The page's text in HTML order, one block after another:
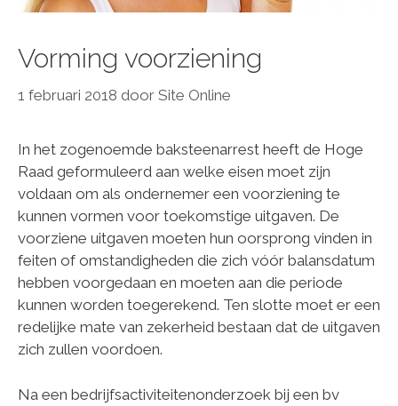
Vorming voorziening
1 februari 2018 door Site Online
In het zogenoemde baksteenarrest heeft de Hoge
Raad geformuleerd aan welke eisen moet zijn
voldaan om als ondernemer een voorziening te
kunnen vormen voor toekomstige uitgaven. De
voorziene uitgaven moeten hun oorsprong vinden in
feiten of omstandigheden die zich vóór balansdatum
hebben voorgedaan en moeten aan die periode
kunnen worden toegerekend. Ten slotte moet er een
redelijke mate van zekerheid bestaan dat de uitgaven
zich zullen voordoen.
Na een bedrijfsactiviteitenonderzoek bij een bv